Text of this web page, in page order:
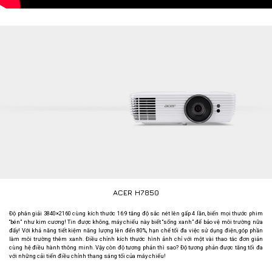
ACER H7850
Độ phân giải 3840×2160 cùng kích thước 16:9 tăng độ sắc nét lên gấp 4 lần, biến mọi thước phim
“bén” như kim cương! Tin được không, máy chiếu này biết “sống xanh” để bảo vệ môi trường nữa
đấy! Với khả năng tiết kiệm năng lượng lên đến 80%, hạn chế tối đa việc sử dụng điện, góp phần
làm môi trường thêm xanh. Điều chỉnh kích thước hình ảnh chỉ với một vài thao tác đơn giản
cùng hệ điều hành thông minh. Vậy còn độ tương phản thì sao? Độ tương phản được tăng tối đa
với những cải tiến điều chỉnh thang sáng tối của máy chiếu!